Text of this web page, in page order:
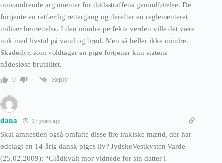
omvandrende argumenter for dødsstraffens genindførelse. De
fortjente en retfærdig rettergang og derefter en reglementeret
militær henrettelse. I den mindre perfekte verden ville det være
nok med livstid på vand og brød. Men så heller ikke mindre.
Skadedyr, som voldtager en pige fortjener kun statens
nådesløse brutalitet.
0 Reply
dana 17 years ago
Skal amnestien også omfatte disse fire irakiske mænd, der har
ødelagt en 14-årig dansk piges liv? JydskeVestkysten Varde
(25.02.2009): “Grådkvalt mor vidnede for sin datter i